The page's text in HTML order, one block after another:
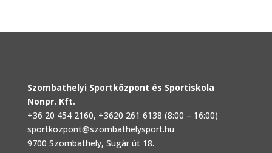
Szombathelyi Sportközpont és Sportiskola
Nonpr. Kft.
+36 20 454 2160, +3620 261 6138 (8:00 – 16:00)
sportkozpont@szombathelysport.hu
9700 Szombathely, Sugár út 18.